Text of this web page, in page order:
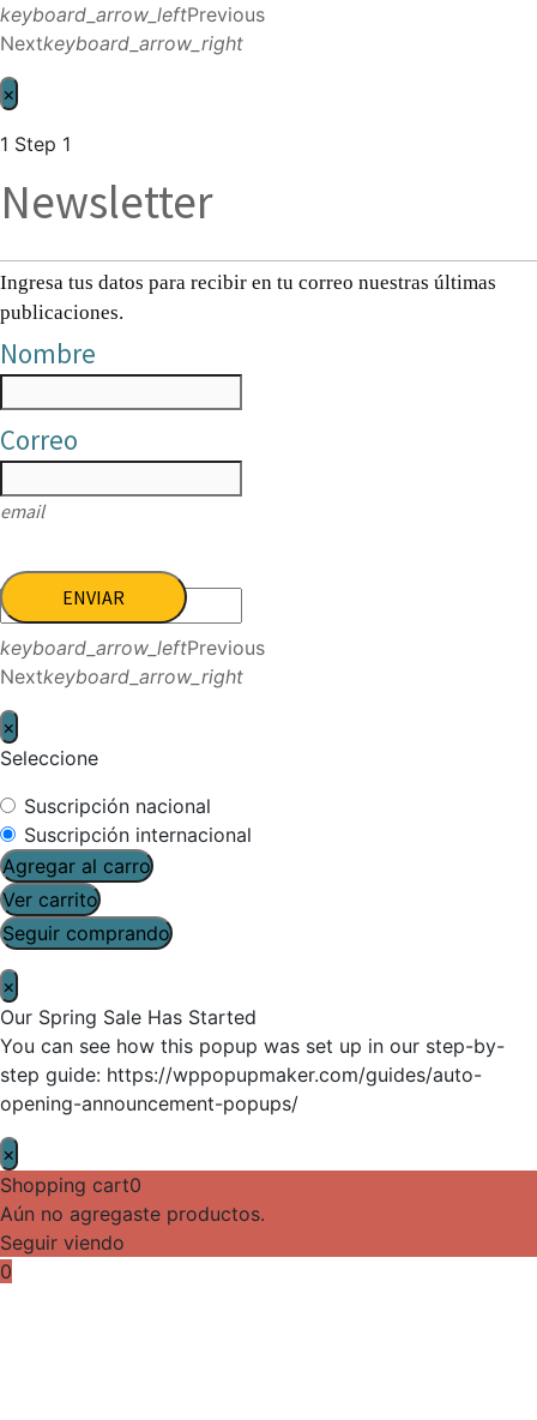
keyboard_arrow_leftPrevious
Nextkeyboard_arrow_right
×
1 Step 1
Newsletter
Ingresa tus datos para recibir en tu correo nuestras últimas
publicaciones.
Nombre
Correo
email
ENVIAR
keyboard_arrow_leftPrevious
Nextkeyboard_arrow_right
×
Seleccione
Suscripción nacional
Suscripción internacional
Agregar al carro
Ver carrito
Seguir comprando
×
Our Spring Sale Has Started
You can see how this popup was set up in our step-by-
step guide: https://wppopupmaker.com/guides/auto-
opening-announcement-popups/
×
Shopping cart0
Aún no agregaste productos.
Seguir viendo
0